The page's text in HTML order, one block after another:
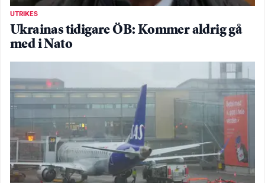
UTRIKES
Ukrainas tidigare ÖB: Kommer aldrig gå
med i Nato